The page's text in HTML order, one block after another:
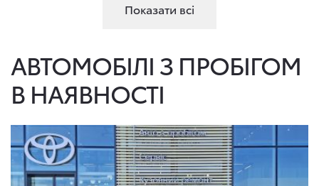
Показати всі
АВТОМОБІЛІ З ПРОБІГОМ
В НАЯВНОСТІ